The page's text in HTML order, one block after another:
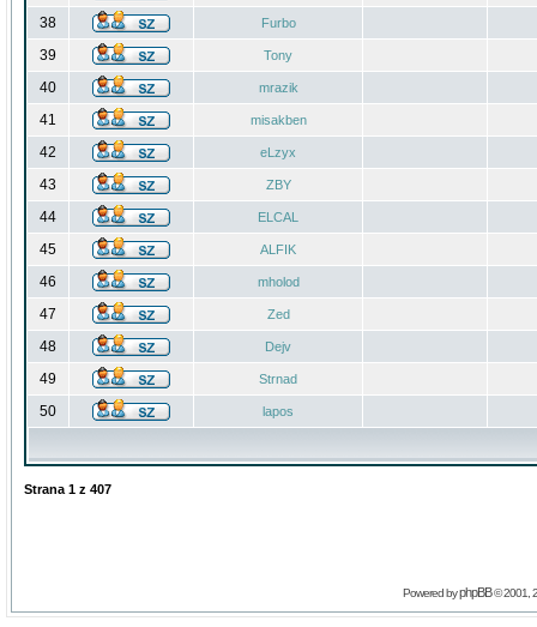
38 Furbo
39 Tony
40 mrazik
41 misakben
42 eLzyx
43 ZBY
44 ELCAL
45 ALFIK
46 mholod
47 Zed
48 Dejv
49 Strnad
50 lapos
Strana 1 z 407
Powered byphpBB© 2001,